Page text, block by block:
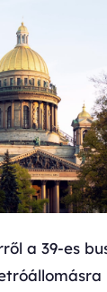
a 39-es